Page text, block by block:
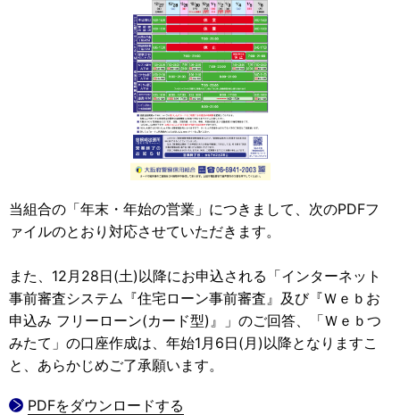
当組合の「年末・年始の営業」につきまして、次のPDFフ
ァイルのとおり対応させていただきます。
また、12月28日(土)以降にお申込される「インターネット
事前審査システム『住宅ローン事前審査』及び『Ｗｅｂお
申込み フリーローン(カード型)』」のご回答、「Ｗｅｂつ
みたて」の口座作成は、年始1月6日(月)以降となりますこ
と、あらかじめご了承願います。
PDFをダウンロードする